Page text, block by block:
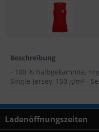
Beschreibung
- 100 % halbgekämmte,
Single-Jersey, 150 g/m² -
Ladenöffnungszeiten